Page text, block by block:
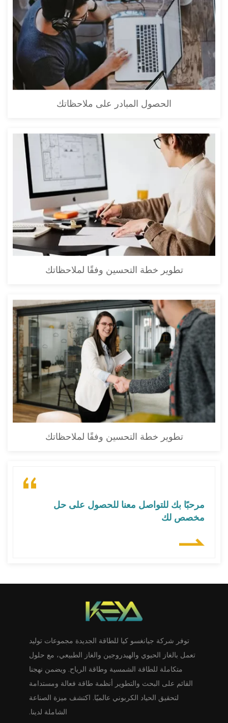
الحصول المبادر على ملاحظاتك
تطوير خطة التحسين وفقًا لملاحظاتك
تطوير خطة التحسين وفقًا لملاحظاتك
مرحبًا بك للتواصل معنا للحصول على حل
مخصص لك
توفر شركة جيانغسو كيا للطاقة الجديدة مجموعات توليد
تعمل بالغاز الحيوي والهيدروجين والغاز الطبيعي، مع حلول
متكاملة للطاقة الشمسية وطاقة الرياح. ويضمن نهجنا
القائم على البحث والتطوير أنظمة طاقة فعالة ومستدامة
لتحقيق الحياد الكربوني عالميًا. اكتشف ميزة الصناعة
الشاملة لدينا.